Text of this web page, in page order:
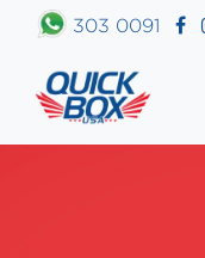
303 0091